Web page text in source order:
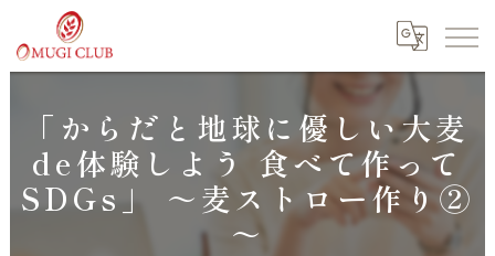
「からだと地球に優しい大麦
de体験しよう 食べて作って
SDGs」 ～麦ストロー作り②
～